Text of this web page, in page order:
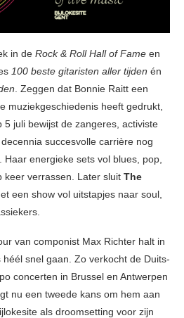
in de Rock & Roll Hall of Fame en
100 beste gitaristen aller tijden én
. Zeggen dat Bonnie Raitt een
muziekgeschiedenis heeft gedrukt,
5 juli bewijst de zangeres, activiste
succesvolle carrière nog
energieke sets vol blues, pop,
keer verrassen. Later sluit The
een show vol uitstapjes naar soul,
van componist Max Richter halt in
snel gaan. Zo verkocht de Duits-
concerten in Brussel en Antwerpen
nu een tweede kans om hem aan
als droomsetting voor zijn